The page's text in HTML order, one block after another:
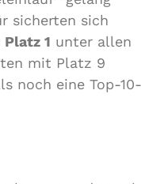
sicherten sich
Platz 1 unter allen
mit Platz 9
noch eine Top-10-